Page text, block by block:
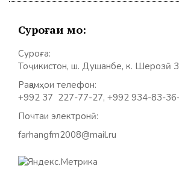
Суроғаи мо:
Суроға:
Тоҷикистон, ш. Душанбе, к. Шерозӣ
Рақамҳои телефон:
+992 37 227-77-27, +992 934-83-
Почтаи электронӣ:
farhangfm2008@mail.ru